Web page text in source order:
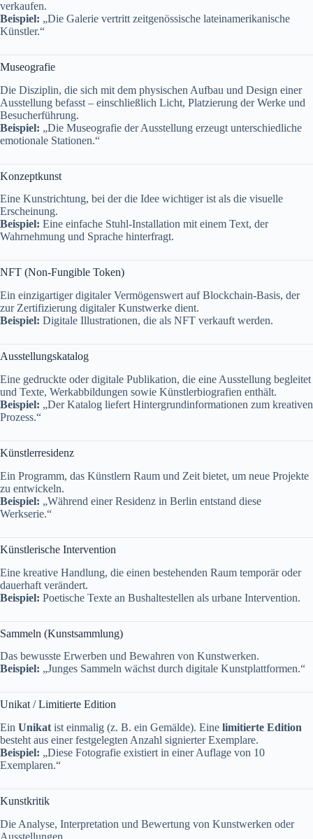
verkaufen.
Beispiel: „Die Galerie vertritt zeitgenössische lateinamerikanische
Künstler.“
Museografie
Die Disziplin, die sich mit dem physischen Aufbau und Design einer
Ausstellung befasst – einschließlich Licht, Platzierung der Werke und
Besucherführung.
Beispiel: „Die Museografie der Ausstellung erzeugt unterschiedliche
emotionale Stationen.“
Konzeptkunst
Eine Kunstrichtung, bei der die Idee wichtiger ist als die visuelle
Erscheinung.
Beispiel: Eine einfache Stuhl-Installation mit einem Text, der
Wahrnehmung und Sprache hinterfragt.
NFT (Non-Fungible Token)
Ein einzigartiger digitaler Vermögenswert auf Blockchain-Basis, der
zur Zertifizierung digitaler Kunstwerke dient.
Beispiel: Digitale Illustrationen, die als NFT verkauft werden.
Ausstellungskatalog
Eine gedruckte oder digitale Publikation, die eine Ausstellung begleitet
und Texte, Werkabbildungen sowie Künstlerbiografien enthält.
Beispiel: „Der Katalog liefert Hintergrundinformationen zum kreativen
Prozess.“
Künstlerresidenz
Ein Programm, das Künstlern Raum und Zeit bietet, um neue Projekte
zu entwickeln.
Beispiel: „Während einer Residenz in Berlin entstand diese
Werkserie.“
Künstlerische Intervention
Eine kreative Handlung, die einen bestehenden Raum temporär oder
dauerhaft verändert.
Beispiel: Poetische Texte an Bushaltestellen als urbane Intervention.
Sammeln (Kunstsammlung)
Das bewusste Erwerben und Bewahren von Kunstwerken.
Beispiel: „Junges Sammeln wächst durch digitale Kunstplattformen.“
Unikat / Limitierte Edition
Ein Unikat ist einmalig (z. B. ein Gemälde). Eine limitierte Edition
besteht aus einer festgelegten Anzahl signierter Exemplare.
Beispiel: „Diese Fotografie existiert in einer Auflage von 10
Exemplaren.“
Kunstkritik
Die Analyse, Interpretation und Bewertung von Kunstwerken oder
Ausstellungen.